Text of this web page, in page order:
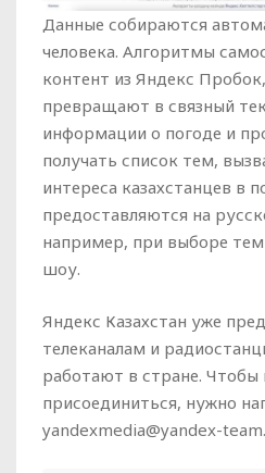
Данные собираются
человека. Алгоритмы
контент из Яндекс
превращают в связный
информации о погоде и
получать список тем,
интереса казахстанцев в
предоставляются на
например, при выборе тем
шоу.
Яндекс Казахстан уже
телеканалам и
работают в стране. Чтобы
присоединиться, нужно
yandexmedia@yandex-